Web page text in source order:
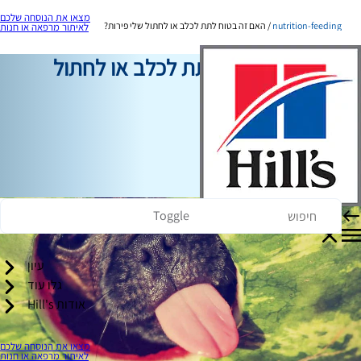
מצאו את הנוסחה שלכם
לאיתור מרפאה או חנות
Toggle
עיון
גלו עוד
אודות Hill's
מצאו את הנוסחה שלכם
לאיתור מרפאה או חנות
nutrition-feeding האם זה בטוח לתת לכלב או לחתול שלי פירות?
האם זה בטוח לתת לכלב או לחתול
שלי פירות?
כריסטין אובריאן
23 באפריל, 2021